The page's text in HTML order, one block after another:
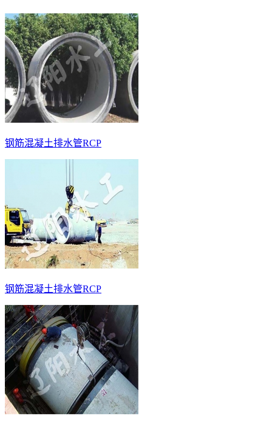
钢筋混凝土排水管RCP
钢筋混凝土排水管RCP